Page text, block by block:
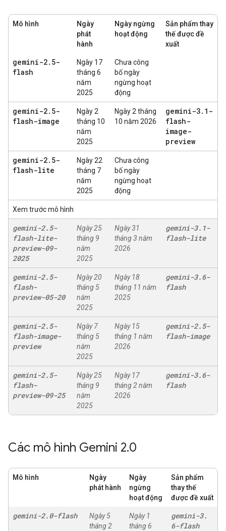
Mô hình
Ngày
phát
hành
Ngày ngừng
hoạt động
Sản phẩm thay
thế được đề
xuất
gemini-2. 5-
flash
Ngày 17
tháng 6
năm
2025
Chưa công
bố ngày
ngừng hoạt
động
gemini-2. 5-
flash-image
Ngày 2
tháng 10
năm
2025
Ngày 2 tháng
10 năm 2026
gemini-3. 1-
flash-
image-
preview
gemini-2. 5-
flash-lite
Ngày 22
tháng 7
năm
2025
Chưa công
bố ngày
ngừng hoạt
động
Xem trước mô hình
gemini-2.5-
flash-lite-
preview-09-
2025
Ngày 25
tháng 9
năm
2025
Ngày 31
tháng 3 năm
2026
gemini-3. 1-
flash-lite
gemini-2.5-
flash-
preview-05-20
Ngày 20
tháng 5
năm
2025
Ngày 18
tháng 11 năm
2025
gemini-3.6-
flash
gemini-2.5-
flash-image-
preview
Ngày 7
tháng 5
năm
2025
Ngày 15
tháng 1 năm
2026
gemini-2.5-
flash-image
gemini-2.5-
flash-
preview-09-25
Ngày 25
tháng 9
năm
2025
Ngày 17
tháng 2 năm
2026
gemini-3.6-
flash
Các mô hình Gemini 2.0
Mô hình
Ngày
phát hành
Ngày
ngừng
hoạt động
Sản phẩm
thay thế
được đề xuất
gemini-2.0-flash
Ngày 5
tháng 2
Ngày 1
tháng 6
gemini-3.
6-flash